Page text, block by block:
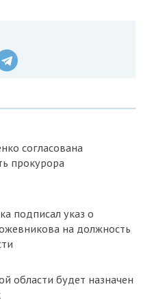
согласована
прокурора
подписал указ о
на должность
области будет назначен